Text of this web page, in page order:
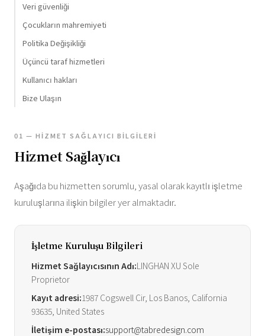
Veri güvenliği
Çocukların mahremiyeti
Politika Değişikliği
Üçüncü taraf hizmetleri
Kullanıcı hakları
Bize Ulaşın
01 — HIZMET SAĞLAYICI BILGILERI
Hizmet Sağlayıcı
Aşağıda bu hizmetten sorumlu, yasal olarak kayıtlı işletme
kuruluşlarına ilişkin bilgiler yer almaktadır.
İşletme Kuruluşu Bilgileri
Hizmet Sağlayıcısının Adı:LINGHAN XU Sole
Proprietor
Kayıt adresi:1987 Cogswell Cir, Los Banos, California
93635, United States
İletişim e-postası:support@tabredesign.com